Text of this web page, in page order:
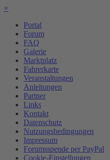
×
Portal
Forum
FAQ
Galerie
Marktplatz
Fahrerkarte
Veranstaltungen
Anleitungen
Partner
Links
Kontakt
Datenschutz
Nutzungsbedingungen
Impressum
Forumsspende per PayPal
Cookie-Einstellungen